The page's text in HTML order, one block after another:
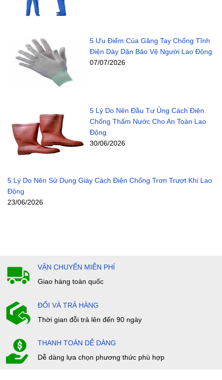
5 Ưu Điểm Của Găng Tay Chống Tĩnh
Điện Dày Dặn Bảo Vệ Người Lao Động
07/07/2026
5 Lý Do Nên Đầu Tư Ủng Cách Điện
Chống Thấm Nước Cho An Toàn Lao
Động
30/06/2026
5 Lý Do Nên Sử Dụng Giày Cách Điện Chống Trơn Trượt Khi Lao
Động
23/06/2026
VẬN CHUYỂN MIỄN PHÍ
Giao hàng toàn quốc
ĐỔI VÀ TRẢ HÀNG
Thời gian đỗi trả lên đến 90 ngày
THANH TOÁN DỄ DÀNG
Dễ dàng lựa chọn phương thức phù hợp